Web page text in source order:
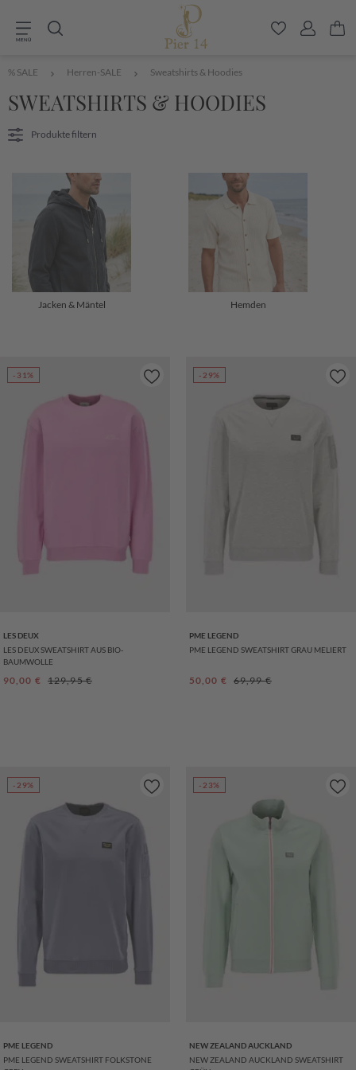
Zum Hauptinhalt springen
MENÜ
Du hast 0
% SALE Herren-SALE Sweatshirts & Hoodies
SWEATSHIRTS & HOODIES
Produkte filtern
Jacken & Mäntel Hemden
-31%
LES DEUX
LES DEUX SWEATSHIRT AUS BIO-
BAUMWOLLE
Verkaufspreis:
90,00 € Regulärer Preis:
129,95 €
-29%
PME LEGEND
PME LEGEND SWEATSHIRT GRAU MELIERT
Verkaufspreis:
50,00 € Regulärer Preis:
69,99 €
-29%
PME LEGEND
PME LEGEND SWEATSHIRT FOLKSTONE
-23%
NEW ZEALAND AUCKLAND
NEW ZEALAND AUCKLAND SWEATSHIRT